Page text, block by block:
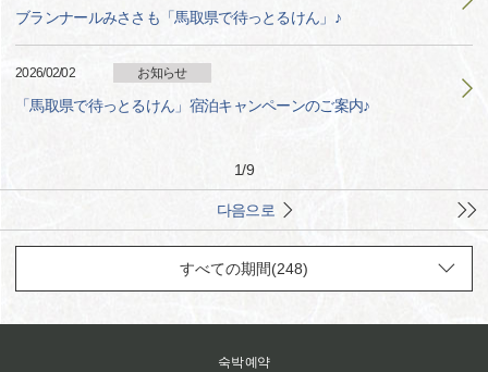
ブランナールみささも「馬取県で待っとるけん」♪
2026/02/02 お知らせ
「馬取県で待っとるけん」宿泊キャンペーンのご案内♪
1/9
다음으로
숙박 예약